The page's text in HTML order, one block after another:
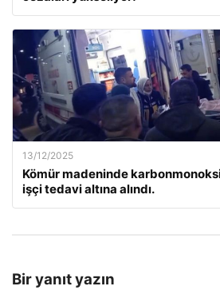
13/12/2025
Kömür madeninde
işçi tedavi altına alındı.
Bir yanıt yazın